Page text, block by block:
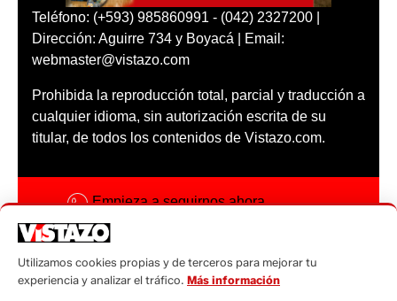
Teléfono: (+593) 985860991 - (042) 2327200 |
Dirección: Aguirre 734 y Boyacá | Email:
webmaster@vistazo.com
Prohibida la reproducción total, parcial y traducción a
cualquier idioma, sin autorización escrita de su
titular, de todos los contenidos de Vistazo.com.
Empieza a seguirnos ahora
Código ética
Utilizamos cookies propias y de terceros para mejorar tu
experiencia y analizar el tráfico. Más información